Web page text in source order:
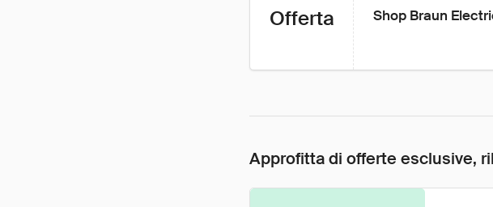
Offerta Shop Braun
Approfitta di offerte esclusive,